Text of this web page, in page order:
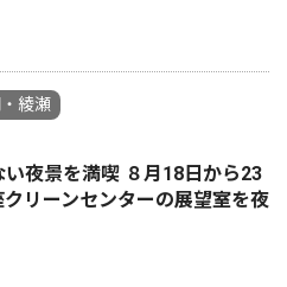
綾瀬
夜景を満喫 ８月18日から23
クリーンセンターの展望室を夜